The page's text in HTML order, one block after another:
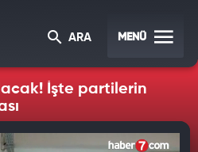
ARA MENÜ
İşte partilerin